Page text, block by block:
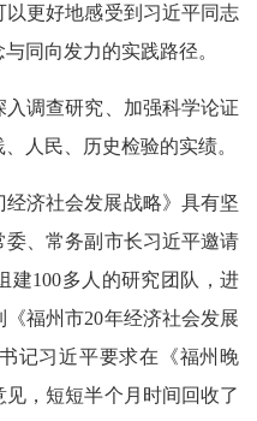
更好地感受到习近平同志
同向发力的实践路径。
调查研究、加强科学论证
人民、历史检验的实绩。
济社会发展战略》具有坚
、常务副市长习近平邀请
建100多人的研究团队，进
福州市20年经济社会发展
记习近平要求在《福州晚
，短短半个月时间回收了